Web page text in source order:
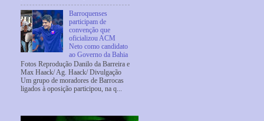
Barroquenses
participam de
convenção que
oficializou ACM
Neto como candidato
ao Governo da Bahia
Fotos Reprodução Danilo da Barreira e
Max Haack/ Ag. Haack/ Divulgação
Um grupo de moradores de Barrocas
ligados à oposição participou, na q...